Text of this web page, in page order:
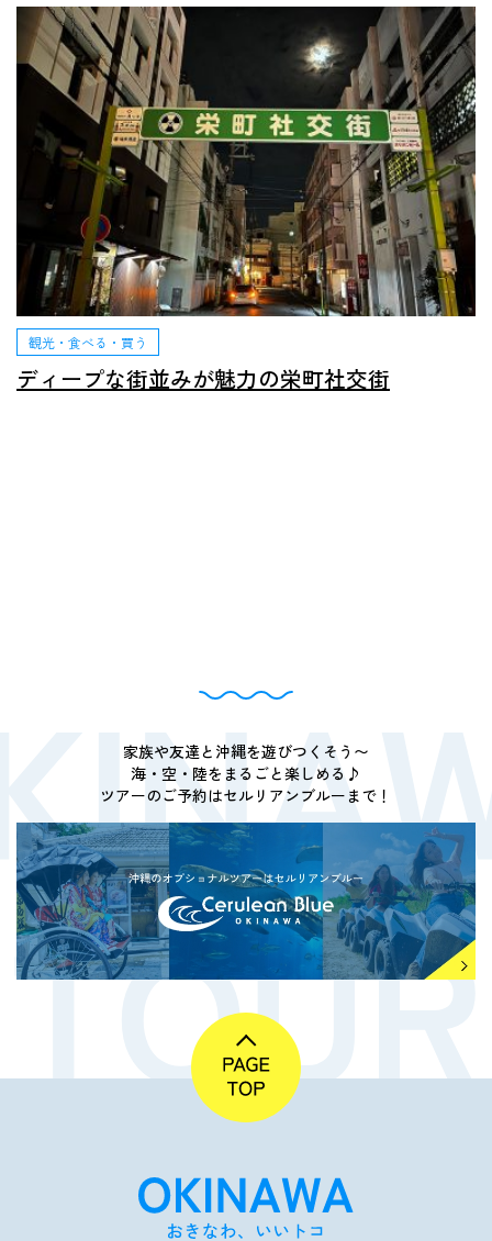
観光・食べる・買う
ディープな街並みが魅力の栄町社交街
家族や友達と沖縄を遊びつくそう〜
海・空・陸をまるごと楽しめる♪
ツアーのご予約はセルリアンブルーまで！